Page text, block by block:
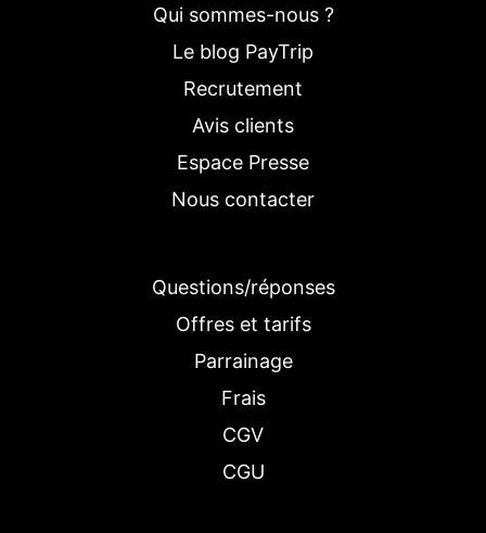
Qui sommes-nous ?
Le blog PayTrip
Recrutement
Avis clients
Espace Presse
Nous contacter
Questions/réponses
Offres et tarifs
Parrainage
Frais
CGV
CGU